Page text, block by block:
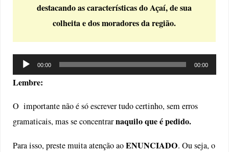
destacando as características do Açaí, de sua
colheita e dos moradores da região.
Tocador
de
00:00 00:00
Lembre:
O importante não é só escrever tudo certinho, sem erros
gramaticais, mas se concentrarnaquilo que é pedido.
Para isso, preste muita atenção aoENUNCIADO. Ou seja, o